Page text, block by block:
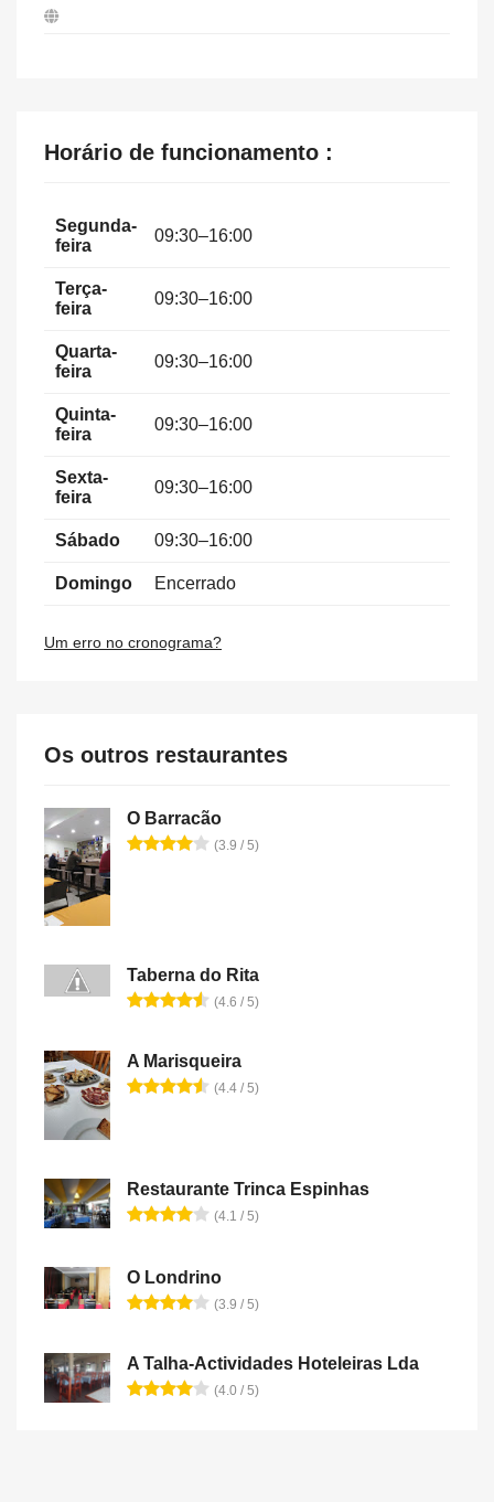
Horário de funcionamento :
Segunda-
feira
09:30–16:00
Terça-
feira
09:30–16:00
Quarta-
feira
09:30–16:00
Quinta-
feira
09:30–16:00
Sexta-
feira
09:30–16:00
Sábado 09:30–16:00
Domingo Encerrado
Um erro no cronograma?
Os outros restaurantes
O Barracão
(3.9 / 5)
Taberna do Rita
(4.6 / 5)
A Marisqueira
(4.4 / 5)
Restaurante Trinca Espinhas
(4.1 / 5)
O Londrino
(3.9 / 5)
A Talha-Actividades Hoteleiras Lda
(4.0 / 5)